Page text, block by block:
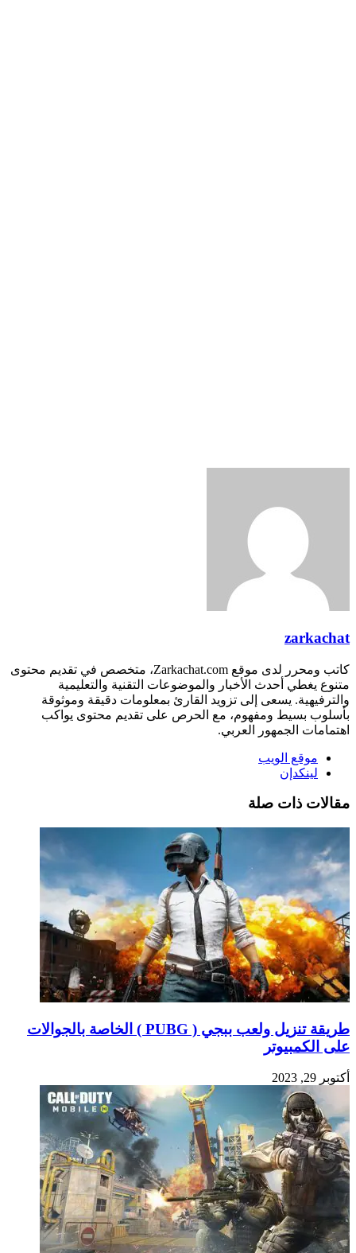
zarkachat
كاتب ومحرر لدى موقع Zarkachat.com، متخصص في تقديم محتوى
متنوع يغطي أحدث الأخبار والموضوعات التقنية والتعليمية
والترفيهية. يسعى إلى تزويد القارئ بمعلومات دقيقة وموثوقة
بأسلوب بسيط ومفهوم، مع الحرص على تقديم محتوى يواكب
اهتمامات الجمهور العربي.
موقع الويب
لينكدإن
مقالات ذات صلة
طريقة تنزيل ولعب ببجي ( PUBG ) الخاصة بالجوالات
على الكمبيوتر
أكتوبر 29, 2023